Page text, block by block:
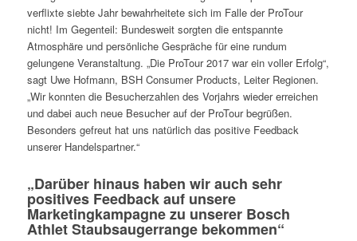
verflixte siebte Jahr bewahrheitete sich im Falle der ProTour
nicht! Im Gegenteil: Bundesweit sorgten die entspannte
Atmosphäre und persönliche Gespräche für eine rundum
gelungene Veranstaltung. „Die ProTour 2017 war ein voller Erfolg“,
sagt Uwe Hofmann, BSH Consumer Products, Leiter Regionen.
„Wir konnten die Besucherzahlen des Vorjahrs wieder erreichen
und dabei auch neue Besucher auf der ProTour begrüßen.
Besonders gefreut hat uns natürlich das positive Feedback
unserer Handelspartner.“
„Darüber hinaus haben wir auch sehr
positives Feedback auf unsere
Marketingkampagne zu unserer Bosch
Athlet Staubsaugerrange bekommen“